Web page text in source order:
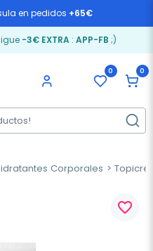
en pedidos +65€
-3€ EXTRA: APP-FB ;)
0 0
Corporales
favorite_border